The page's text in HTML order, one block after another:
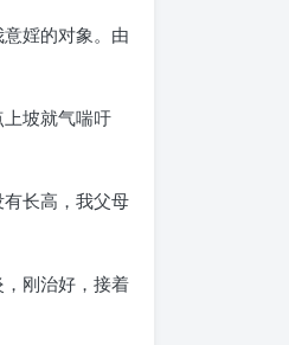
婬的对象。由
坡就气喘吁
长高，我父母
刚治好，接着